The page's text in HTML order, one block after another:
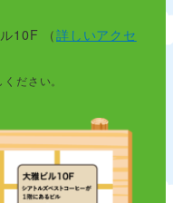
10F （詳しいアクセ
ださい。